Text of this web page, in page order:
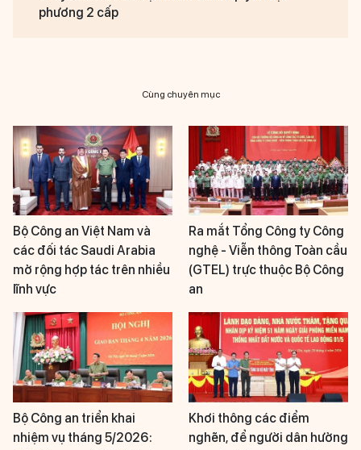
phương 2 cấp
Cùng chuyên mục
Bộ Công an Việt Nam và
các đối tác Saudi Arabia
mở rộng hợp tác trên nhiều
lĩnh vực
Ra mắt Tổng Công ty Công
nghệ - Viễn thông Toàn cầu
(GTEL) trực thuộc Bộ Công
an
Bộ Công an triển khai
nhiệm vụ tháng 5/2026:
Khơi thông các điểm
nghẽn, để người dân hưởng